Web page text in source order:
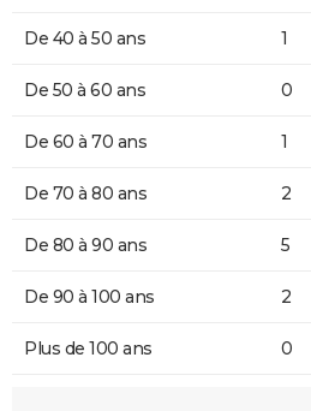
De 40 à 50 ans 1
De 50 à 60 ans 0
De 60 à 70 ans 1
De 70 à 80 ans 2
De 80 à 90 ans 5
De 90 à 100 ans 2
Plus de 100 ans 0